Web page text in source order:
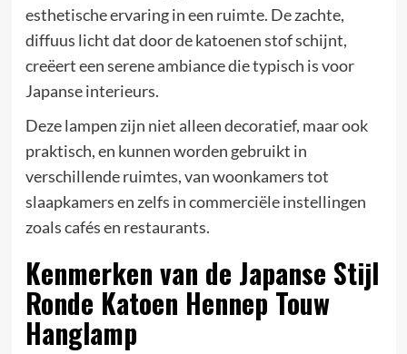
esthetische ervaring in een ruimte. De zachte,
diffuus licht dat door de katoenen stof schijnt,
creëert een serene ambiance die typisch is voor
Japanse interieurs.
Deze lampen zijn niet alleen decoratief, maar ook
praktisch, en kunnen worden gebruikt in
verschillende ruimtes, van woonkamers tot
slaapkamers en zelfs in commerciële instellingen
zoals cafés en restaurants.
Kenmerken van de Japanse Stijl
Ronde Katoen Hennep Touw
Hanglamp